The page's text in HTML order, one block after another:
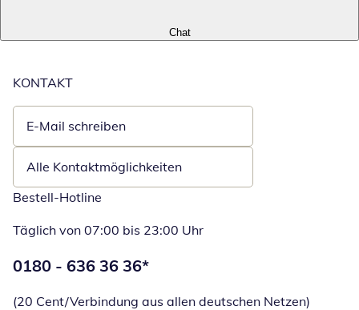
Chat
KONTAKT
E-Mail schreiben
Öffnet E-Mail-Client
Alle Kontaktmöglichkeiten
Bestell-Hotline
Täglich von 07:00 bis 23:00 Uhr
Telefonnummer:
0180 - 636 36 36*
(20 Cent/Verbindung aus allen deutschen Netzen)